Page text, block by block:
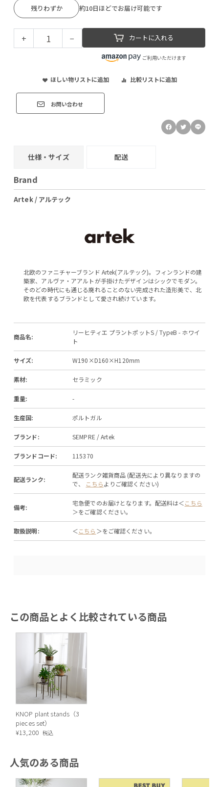
残りわずか 約10日ほどでお届け可能です
+ − カートに入れる
ご利用いただけます
ほしい物リストに追加 比較リストに追加
お問い合わせ
仕様・サイズ 配送
Brand
Artek / アルテック
北欧のファニチャーブランド Artek(アルテック)。フィンランドの建
築家、アルヴァ・アアルトが手掛けたデザインはシックでモダン。
そのどの時代にも通じる廃れることのない完成された造形美で、北
欧を代表するブランドとして愛され続けています。
商品名:
リーヒティエ プラントポットS / TypeB - ホワイ
ト
サイズ: W190×D160×H120mm
素材: セラミック
重量: -
生産国: ポルトガル
ブランド: SEMPRE / Artek
ブランドコード: 115370
配送ランク:
配送ランク雑貨商品 (配送先により異なりますの
で、 こちらよりご確認ください)
備考:
宅急便でのお届けとなります。配送料は＜こちら
＞をご確認ください。
取扱説明: ＜こちら ＞をご確認ください。
この商品とよく比較されている商品
KNOP plant stands（3
pieces set）
¥13,200 税込
人気のある商品